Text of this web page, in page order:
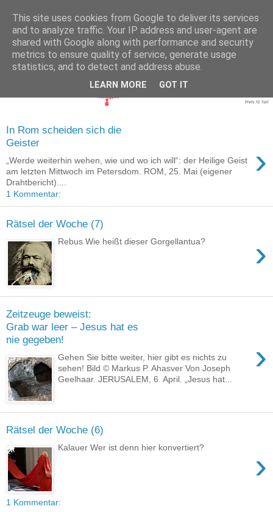
In Rom scheiden sich die
Geister
›
„Werde weiterhin wehen, wie und wo ich will“: der Heilige Geist
am letzten Mittwoch im Petersdom. ROM, 25. Mai (eigener
Drahtbericht)....
1 Kommentar:
Rätsel der Woche (7)
›
Rebus Wie heißt dieser Gorgellantua?
Zeitzeuge beweist:
Grab war leer – Jesus hat es
nie gegeben!
›
Gehen Sie bitte weiter, hier gibt es nichts zu
sehen! Bild © Markus P. Ahasver Von Joseph
Geelhaar. JERUSALEM, 6. April. „Jesus hat...
Rätsel der Woche (6)
›
Kalauer Wer ist denn hier konvertiert?
1 Kommentar:
This site uses cookies from Google to deliver its services
and to analyze traffic. Your IP address and user-agent are
shared with Google along with performance and security
metrics to ensure quality of service, generate usage
statistics, and to detect and address abuse.
LEARN MORE GOT IT